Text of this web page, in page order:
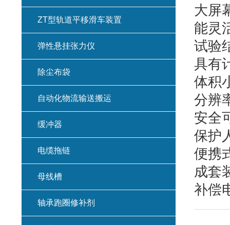
大屏
能灵
试验
具有
体积
分辨
安全
保护
便携
成套
补偿
ZT型轨道平移滑车装置
弹性悬挂张力仪
除尘布袋
自动化物流输送搬运
缓冲器
电缆拖链
母线槽
轴承跑圈修补剂